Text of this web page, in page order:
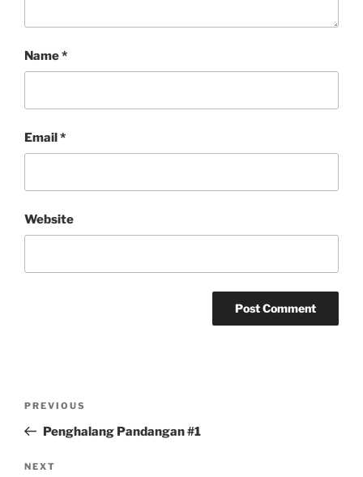
Name*
Email*
Website
Previous
Post
PREVIOUS
Penghalang Pandangan #1
Next
NEXT